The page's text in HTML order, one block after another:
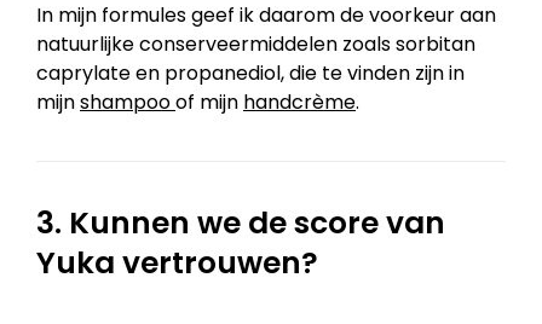
In mijn formules geef ik daarom de voorkeur aan
natuurlijke conserveermiddelen zoals sorbitan
caprylate en propanediol, die te vinden zijn in
mijnshampooof mijn handcrème.
3. Kunnen we de score van
Yuka vertrouwen?